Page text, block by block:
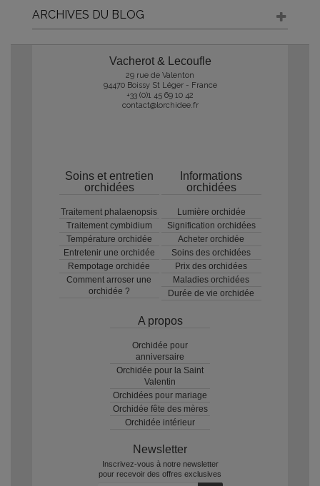
ARCHIVES DU BLOG
Vacherot & Lecoufle
29 rue de Valenton
94470 Boissy St Léger - France
+33 (0)1 45 69 10 42
contact@lorchidee.fr
Soins et entretien
orchidées
Traitement phalaenopsis
Traitement cymbidium
Température orchidée
Entretenir une orchidée
Rempotage orchidée
Comment arroser une
orchidée ?
Informations
orchidées
Lumière orchidée
Signification orchidées
Acheter orchidée
Soins des orchidées
Prix des orchidées
Maladies orchidées
Durée de vie orchidée
A propos
Orchidée pour
anniversaire
Orchidée pour la Saint
Valentin
Orchidées pour mariage
Orchidée fête des mères
Orchidée intérieur
Newsletter
Inscrivez-vous à notre newsletter
pour recevoir des offres exclusives